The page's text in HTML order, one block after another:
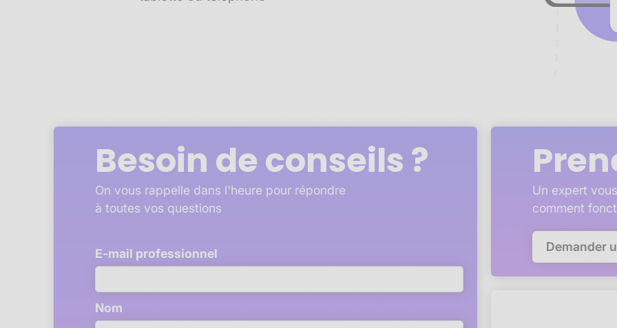
Besoin de conseils ?
On vous rappelle dans l'heure pour répondre
à toutes vos questions
E-mail professionnel
Nom
Un expert
comment
Demander